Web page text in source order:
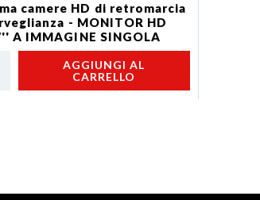
camere HD di retromarcia
- MONITOR HD
A IMMAGINE SINGOLA
AGGIUNGI AL
CARRELLO